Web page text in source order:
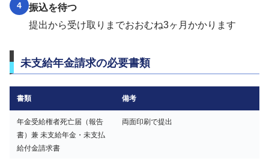
4
振込を待つ
提出から受け取りまでおおむね3ヶ月かかります
未支給年金請求の必要書類
書類 備考
年金受給権者死亡届（報告
書）兼 未支給年金・未支払
給付金請求書
両面印刷で提出